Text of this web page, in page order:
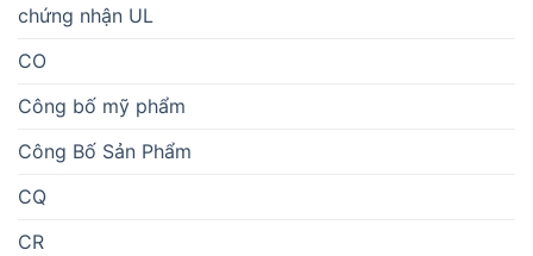
chứng nhận UL
CO
Công bố mỹ phẩm
Công Bố Sản Phẩm
CQ
CR